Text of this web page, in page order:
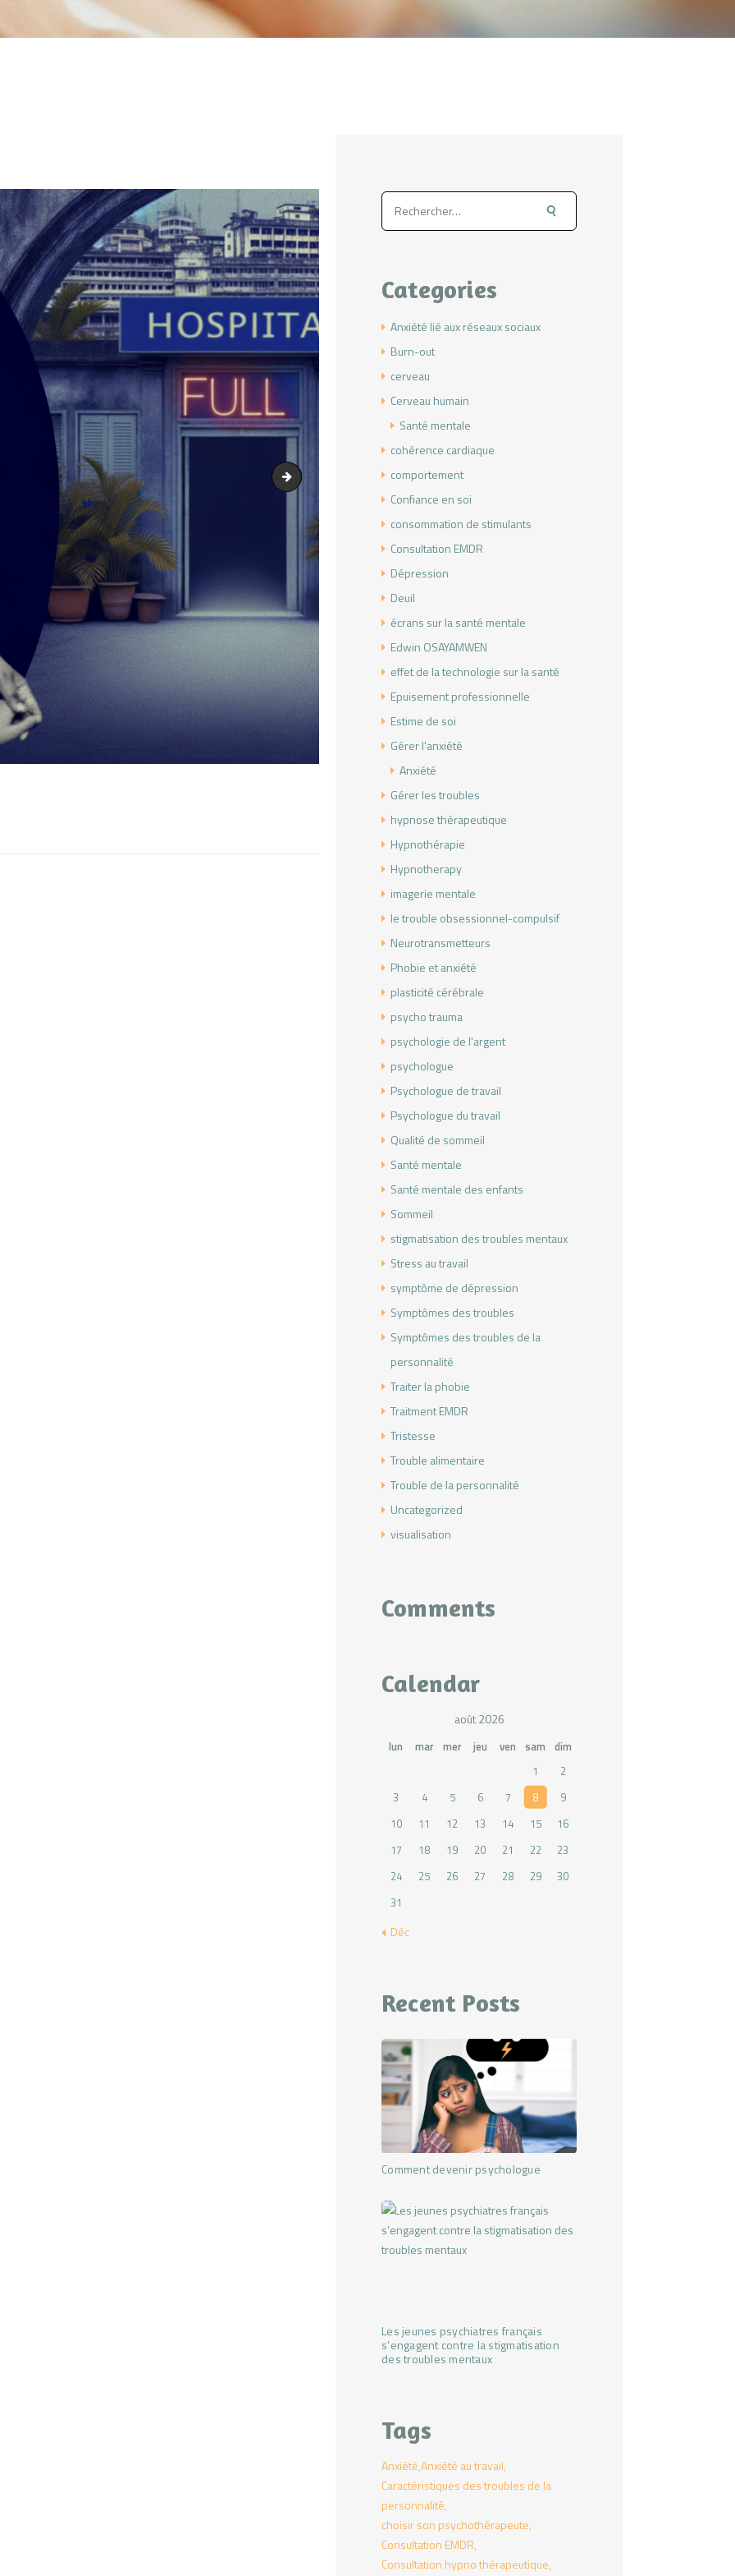
output1.png
Rechercher :
Categories
Anxiété lié aux réseaux sociaux
Burn-out
cerveau
Cerveau humain
Santé mentale
cohérence cardiaque
comportement
Confiance en soi
consommation de stimulants
Consultation EMDR
Dépression
Deuil
écrans sur la santé mentale
Edwin OSAYAMWEN
effet de la technologie sur la santé
Epuisement professionnelle
Estime de soi
Gérer l'anxiété
Anxiété
Gérer les troubles
hypnose thérapeutique
Hypnothérapie
Hypnotherapy
imagerie mentale
le trouble obsessionnel-compulsif
Neurotransmetteurs
Phobie et anxiété
plasticité cérébrale
psycho trauma
psychologie de l'argent
psychologue
Psychologue de travail
Psychologue du travail
Qualité de sommeil
Santé mentale
Santé mentale des enfants
Sommeil
stigmatisation des troubles mentaux
Stress au travail
symptôme de dépression
Symptômes des troubles
Symptômes des troubles de la
personnalité
Traiter la phobie
Traitment EMDR
Tristesse
Trouble alimentaire
Trouble de la personnalité
Uncategorized
visualisation
Comments
Calendar
août 2026
lun mar mer jeu ven sam dim
1
2
3
4 5 6 7 8
9
10
11 12 13 14 15
16
17
18 19 20 21 22
23
24
25 26 27 28 29
30
31
« Déc
Recent Posts
Comment devenir psychologue
Les jeunes psychiatres français
s’engagent contre la stigmatisation
des troubles mentaux
Tags
AnxiétéAnxiété au travail
Caractéristiques des troubles de la
personnalité
choisir son psychothérapeute
Consultation EMDR
Consultation hypno thérapeutique